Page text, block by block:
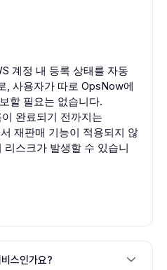
계정 내 등록 상태를 자동
, 사용자가 따로 OpsNow에
할 필요는 없습니다.
완료되기 전까지는
재판매 기능이 적용되지 않
리스크가 발생할 수 있습니
스인가요?